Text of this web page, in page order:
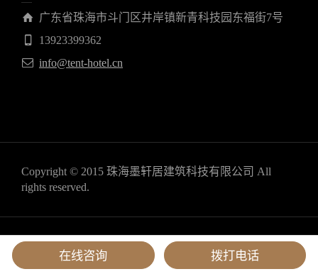
广东省珠海市斗门区井岸镇新青科技园东福街7号
13923399362
info@tent-hotel.cn
Copyright © 2015 珠海墨轩居建筑科技有限公司 All
rights reserved.
粤ICP备19012149号 粤公网安备44040302000569号
在线咨询 拨打电话